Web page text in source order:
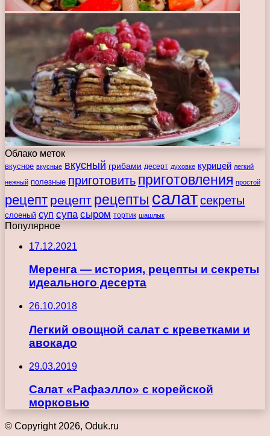
Облако меток
вкусное вкусные вкусный грибами десерт духовке курицей легкий
нежный полезные приготовить приготовления простой
рецепт рецепт рецепты салатсекреты
слоеный суп супа сыром тортик шашлык
Популярное
17.12.2021
Меренга — история, рецепты и секреты
идеального десерта
26.10.2018
Легкий овощной салат с креветками и
авокадо
29.03.2019
Салат «Рафаэлло» с корейской
морковью
© Copyright 2026, Oduk.ru